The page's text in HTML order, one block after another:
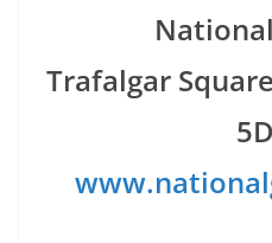
Trafalgar